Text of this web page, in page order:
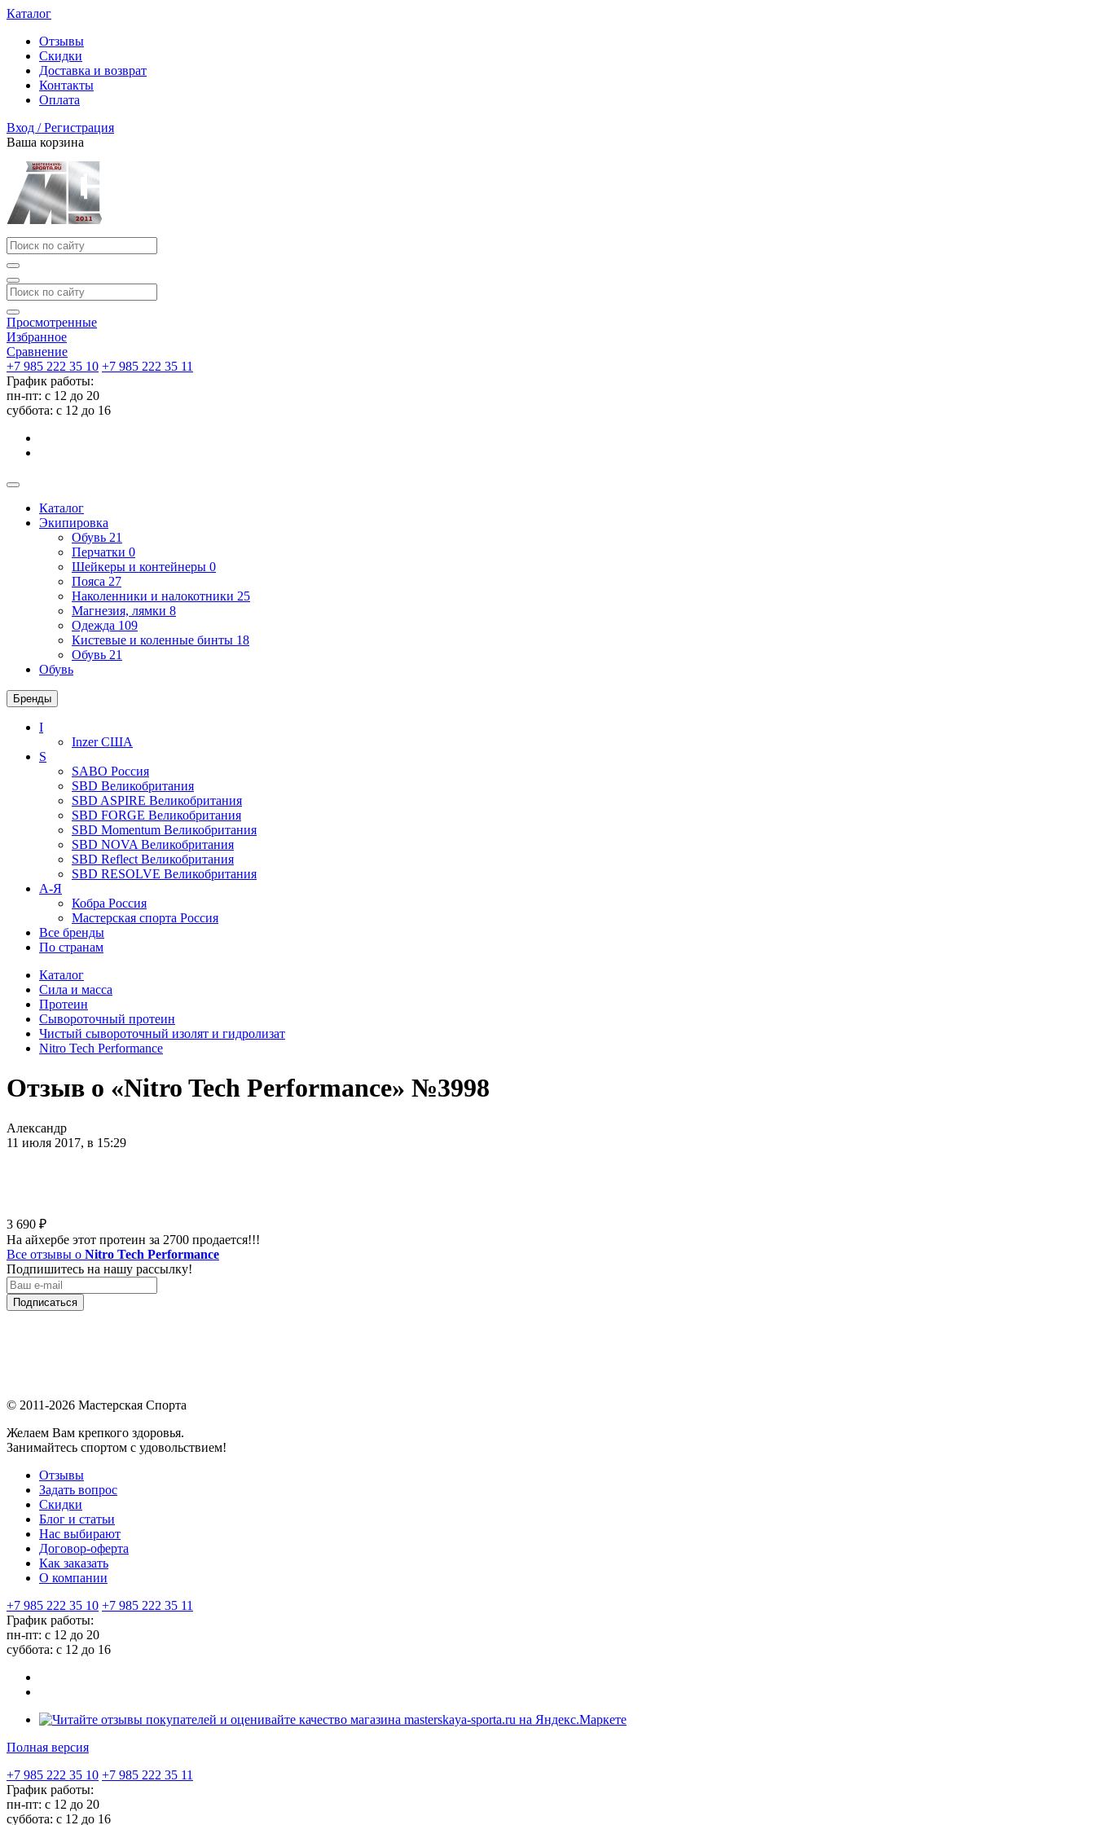
Каталог
Отзывы
Скидки
Доставка и возврат
Контакты
Оплата
Вход / Регистрация
Ваша корзина
Просмотренные
Избранное
Сравнение
+7 985 222 35 10 +7 985 222 35 11
График работы:
пн-пт: с 12 до 20
суббота: c 12 до 16
Каталог
Экипировка
Обувь 21
Перчатки 0
Шейкеры и контейнеры 0
Пояса 27
Наколенники и налокотники 25
Магнезия, лямки 8
Одежда 109
Кистевые и коленные бинты 18
Обувь 21
Обувь
Бренды
I
InzerСША
S
SABO Россия
SBD Великобритания
SBD ASPIRE Великобритания
SBD FORGE Великобритания
SBD Momentum Великобритания
SBD NOVA Великобритания
SBD Reflect Великобритания
SBD RESOLVE Великобритания
А-Я
Кобра Россия
Мастерская спорта Россия
Все бренды
По странам
Каталог
Сила и масса
Протеин
Сывороточный протеин
Чистый сывороточный изолят и гидролизат
Nitro Tech Performance
Отзыв о «Nitro Tech Performance» №3998
Александр
11 июля 2017, в 15:29
3 690 ₽
На айхербе этот протеин за 2700 продается!!!
Все отзывы о Nitro Tech Performance
Подпишитесь на нашу рассылку!
Подписаться
© 2011-2026 Мастерская Спорта
Желаем Вам крепкого здоровья.
Занимайтесь спортом с удовольствием!
Отзывы
Задать вопрос
Скидки
Блог и статьи
Нас выбирают
Договор-оферта
Как заказать
О компании
+7 985 222 35 10 +7 985 222 35 11
График работы:
пн-пт: с 12 до 20
суббота: c 12 до 16
Полная версия
+7 985 222 35 10 +7 985 222 35 11
График работы:
пн-пт: с 12 до 20
суббота: c 12 до 16